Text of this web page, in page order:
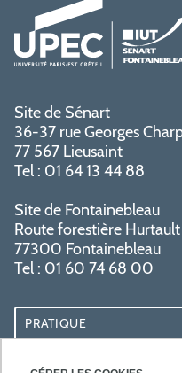
Site de Sénart
36-37 rue Georges
77 567 Lieusaint
Tel : 01 64 13 44 88
Site de Fontainebleau
Route forestière Hurtault
77300 Fontainebleau
Tel : 01 60 74 68 00
PRATIQUE